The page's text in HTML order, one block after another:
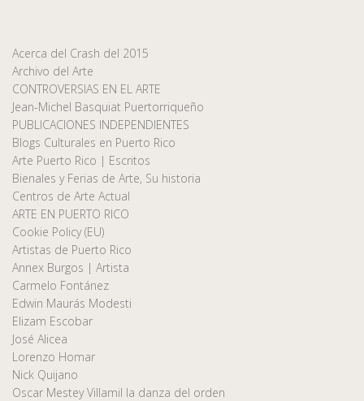
Acerca del Crash del 2015
Archivo del Arte
CONTROVERSIAS EN EL ARTE
Jean-Michel Basquiat Puertorriqueño
PUBLICACIONES INDEPENDIENTES
Blogs Culturales en Puerto Rico
Arte Puerto Rico | Escritos
Bienales y Ferias de Arte, Su historia
Centros de Arte Actual
ARTE EN PUERTO RICO
Cookie Policy (EU)
Artistas de Puerto Rico
Annex Burgos | Artista
Carmelo Fontánez
Edwin Maurás Modesti
Elizam Escobar
José Alicea
Lorenzo Homar
Nick Quijano
Oscar Mestey Villamil la danza del orden